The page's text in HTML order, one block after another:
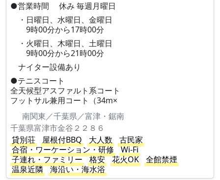
●営業時間 休み 毎週月曜日
・日曜日、水曜日、金曜日
9時00分から17時00分
・火曜日、木曜日、土曜日
9時00分から21時00分
ナイター設備あり
●テニスコート
全天候型アスファルト系コート
フットサル兼用コート（34m×
南関東／千葉県／富津・鋸南
千葉県富津市金谷２２８６
貸別荘
屋根付BBQ 大人数
古民家
合宿・ワーケーション・研修
Wi-Fi
子連れ・ファミリー
格安 花火OK
全館禁煙
温泉近隣
海沿い・海水浴